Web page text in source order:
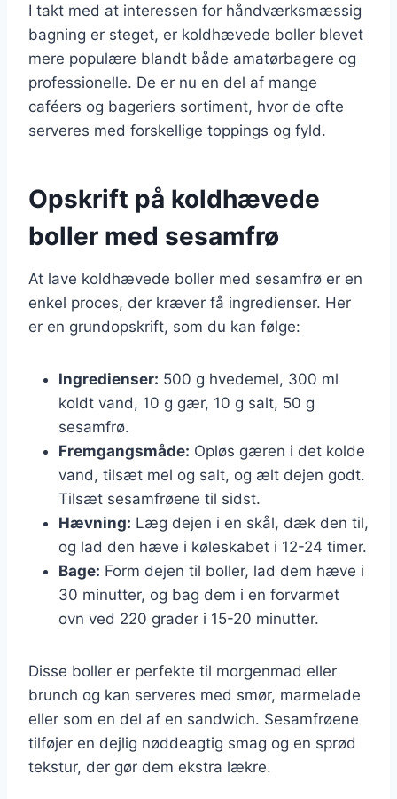
I takt med at interessen for håndværksmæssig
bagning er steget, er koldhævede boller blevet
mere populære blandt både amatørbagere og
professionelle. De er nu en del af mange
caféers og bageriers sortiment, hvor de ofte
serveres med forskellige toppings og fyld.
Opskrift på koldhævede
boller med sesamfrø
At lave koldhævede boller med sesamfrø er en
enkel proces, der kræver få ingredienser. Her
er en grundopskrift, som du kan følge:
Ingredienser: 500 g hvedemel, 300 ml
koldt vand, 10 g gær, 10 g salt, 50 g
sesamfrø.
Fremgangsmåde: Opløs gæren i det kolde
vand, tilsæt mel og salt, og ælt dejen godt.
Tilsæt sesamfrøene til sidst.
Hævning: Læg dejen i en skål, dæk den til,
og lad den hæve i køleskabet i 12-24 timer.
Bage: Form dejen til boller, lad dem hæve i
30 minutter, og bag dem i en forvarmet
ovn ved 220 grader i 15-20 minutter.
Disse boller er perfekte til morgenmad eller
brunch og kan serveres med smør, marmelade
eller som en del af en sandwich. Sesamfrøene
tilføjer en dejlig nøddeagtig smag og en sprød
tekstur, der gør dem ekstra lækre.